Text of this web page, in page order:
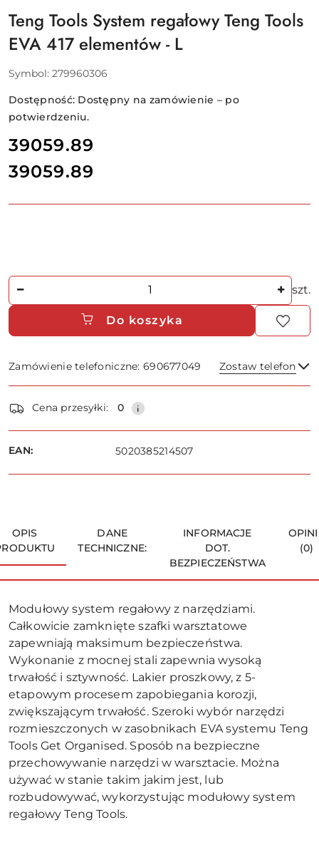
Teng Tools System regałowy Teng Tools
EVA 417 elementów - L
Symbol: 279960306
Dostępność: Dostępny na zamówienie – po
potwierdzeniu.
cena:
39059.89
Cena:
39059.89
Ilość szt.
Do koszyka
Zamówienie telefoniczne: 690677049 Zostaw telefon
Wyślij
Dostępność
i
dostawa
Cena przesyłki: 0
EAN: 5020385214507
OPIS
DANE
TECHNICZNE:
INFORMACJE
DOT.
BEZPIECZEŃSTWA
(0)
Modułowy system regałowy z narzędziami.
Całkowicie zamknięte szafki warsztatowe
zapewniają maksimum bezpieczeństwa.
Wykonanie z mocnej stali zapewnia wysoką
trwałość i sztywność. Lakier proszkowy, z 5-
etapowym procesem zapobiegania korozji,
zwiększającym trwałość. Szeroki wybór narzędzi
rozmieszczonych w zasobnikach EVA systemu Teng
Tools Get Organised. Sposób na bezpieczne
przechowywanie narzędzi w warsztacie. Można
używać w stanie takim jakim jest, lub
rozbudowywać, wykorzystując modułowy system
regałowy Teng Tools.